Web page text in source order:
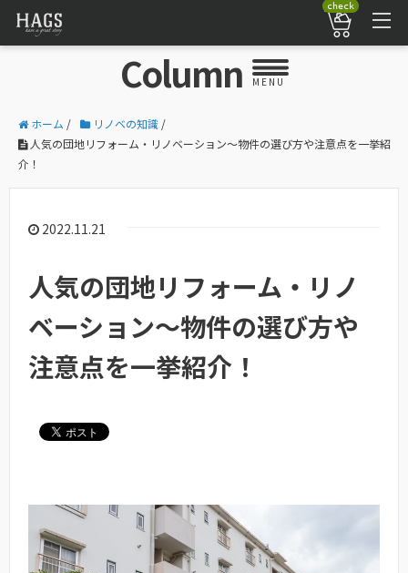
check
Column MENU
ホーム / リノベの知識 /
人気の団地リフォーム・リノベーション〜物件の選び方や注意点を一挙紹
介！
2022.11.21
人気の団地リフォーム・リノ
ベーション〜物件の選び方や
注意点を一挙紹介！